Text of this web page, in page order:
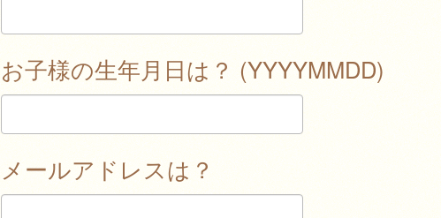
お子様の生年月日は？ (YYYYMMDD)
メールアドレスは？